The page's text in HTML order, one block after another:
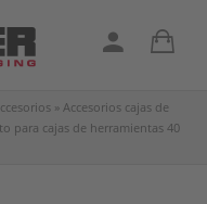
» Accesorios cajas de
para cajas de herramientas 40